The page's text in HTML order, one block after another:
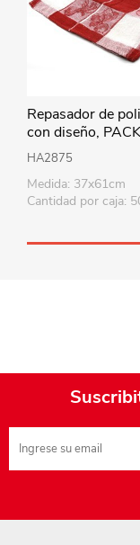
Repasador de
con diseño,
varios colores
HA2875
Medida: 37x61cm
Cantidad por caja: